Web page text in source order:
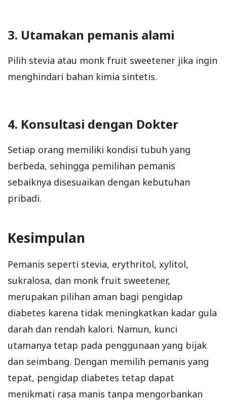
3. Utamakan pemanis alami
Pilih stevia atau monk fruit sweetener jika ingin
menghindari bahan kimia sintetis.
4. Konsultasi dengan Dokter
Setiap orang memiliki kondisi tubuh yang
berbeda, sehingga pemilihan pemanis
sebaiknya disesuaikan dengan kebutuhan
pribadi.
Kesimpulan
Pemanis seperti stevia, erythritol, xylitol,
sukralosa, dan monk fruit sweetener,
merupakan pilihan aman bagi pengidap
diabetes karena tidak meningkatkan kadar gula
darah dan rendah kalori. Namun, kunci
utamanya tetap pada penggunaan yang bijak
dan seimbang. Dengan memilih pemanis yang
tepat, pengidap diabetes tetap dapat
menikmati rasa manis tanpa mengorbankan